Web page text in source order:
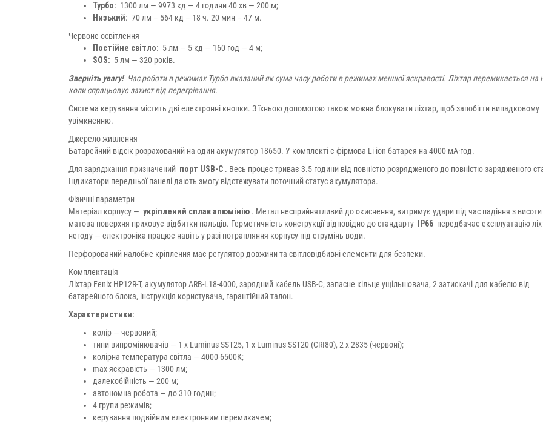
Турбо: 1300 лм — 9973 кд — 4 години 40 хв — 200 м;
Низький: 70 лм – 564 кд – 18 ч. 20 мин – 47 м.
Червоне освітлення
Постійне світло: 5 лм — 5 кд — 160 год — 4 м;
SOS: 5 лм — 320 років.
Зверніть увагу!Час роботи в режимах Турбо вказаний як сума часу роботи в режимах меншої яскравості. Ліхтар перемикається на
коли спрацьовує захист від перегрівання.
Система керування містить дві електронні кнопки. З їхньою допомогою також можна блокувати ліхтар, щоб запобігти випадковому
увімкненню.
Джерело живлення
Батарейний відсік розрахований на один акумулятор 18650. У комплекті є фірмова Li-ion батарея на 4000 мА·год.
Для заряджання призначений порт USB-C . Весь процес триває 3.5 години від повністю розрядженого до повністю зарядженого
Індикатори передньої панелі дають змогу відстежувати поточний статус акумулятора.
Фізичні параметри
Матеріал корпусу — укріплений сплав алюмінію . Метал несприйнятливий до окиснення, витримує удари під час падіння з
матова поверхня приховує відбитки пальців. Герметичність конструкції відповідно до стандарту
IP66 передбачає експлуатацію
негоду — електроніка працює навіть у разі потрапляння корпусу під струмінь води.
Перфорований налобне кріплення має регулятор довжини та світловідбивні елементи для безпеки.
Комплектація
Ліхтар Fenix HP12R-T, акумулятор ARB-L18-4000, зарядний кабель USB-C, запасне кільце ущільнювача, 2 затискачі для кабелю від
батарейного блока, інструкція користувача, гарантійний талон.
Характеристики:
колір — червоний;
типи випромінювачів — 1 х Luminus SST25, 1 х Luminus SST20 (CRI80), 2 х 2835 (червоні);
колірна температура світла — 4000-6500К;
max яскравість — 1300 лм;
далекобійність — 200 м;
автономна робота — до 310 годин;
4 групи режимів;
керування подвійним електронним перемикачем;